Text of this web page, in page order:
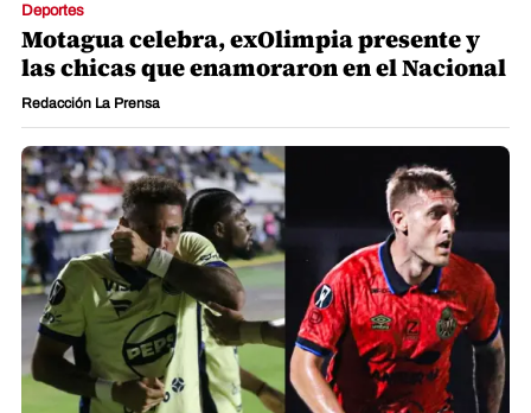
Deportes
Motagua celebra, exOlimpia presente y
las chicas que enamoraron en el Nacional
Redacción La Prensa